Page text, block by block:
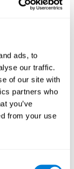
ads, to
our traffic.
of our site with
partners who
you’ve
from your use
de las
para
obstáculos
percepción visual.
ayuda en
(saber qué
ver la pizarra), en